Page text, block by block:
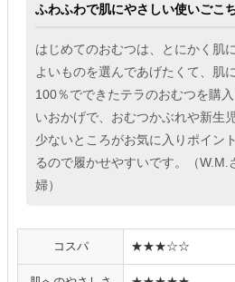
ふわふわで肌にやさしい使いごこ
はじめてのおむつは、とにかく肌
よいものを選んであげたくて、肌
100％でできたテラのおむつを購
いおかげで、おむつかぶれや新生
少ないところがお気に入りポイン
るので履かせやすいです。（W.M.
婦）
コスパ ★★★☆☆